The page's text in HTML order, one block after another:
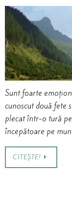
Sunt foarte
cunoscut două fete
plecat într-o tură
începătoare pe
CITEȘTE!